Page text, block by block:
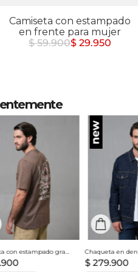
Camiseta con estampado
en frente para mujer
$ 59.900$ 29.950
Camiseta con estampado grande en espalda para hombre
900 $ 279.900